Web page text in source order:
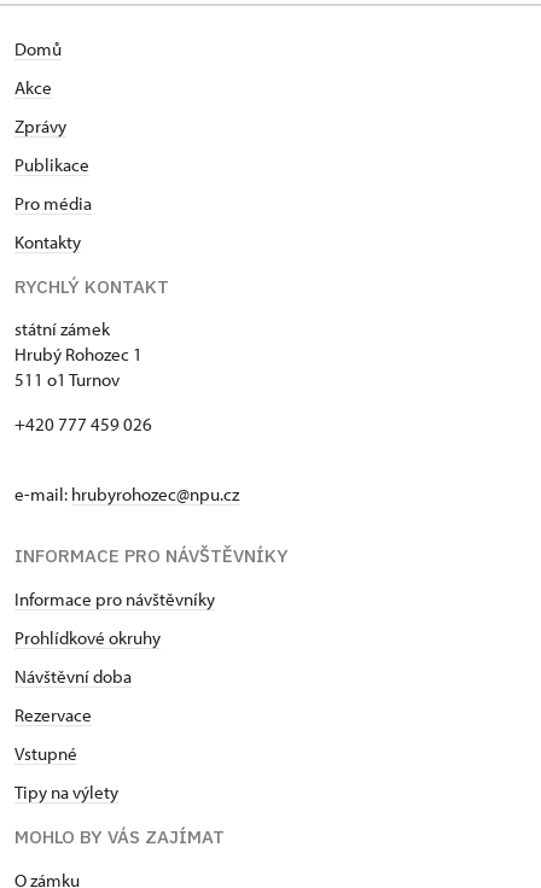
Domů
Akce
Zprávy
Publikace
Pro média
Kontakty
RYCHLÝ KONTAKT
státní zámek
Hrubý Rohozec 1
511 o1 Turnov
+420 777 459 026
e-mail: hrubyrohozec@npu.cz
INFORMACE PRO NÁVŠTĚVNÍKY
Informace pro návštěvníky
Prohlídkové okruhy
Návštěvní doba
Rezervace
Vstupné
Tipy na výlety
MOHLO BY VÁS ZAJÍMAT
O zámku